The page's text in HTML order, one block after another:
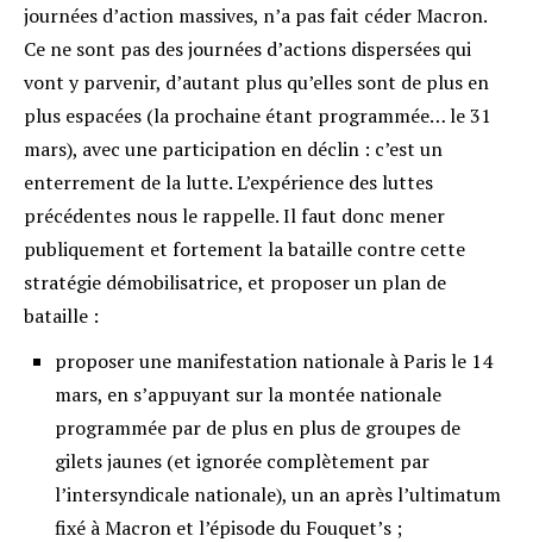
journées d’action massives, n’a pas fait céder Macron.
Ce ne sont pas des journées d’actions dispersées qui
vont y parvenir, d’autant plus qu’elles sont de plus en
plus espacées (la prochaine étant programmée… le 31
mars), avec une participation en déclin : c’est un
enterrement de la lutte. L’expérience des luttes
précédentes nous le rappelle. Il faut donc mener
publiquement et fortement la bataille contre cette
stratégie démobilisatrice, et proposer un plan de
bataille :
proposer une manifestation nationale à Paris le 14
mars, en s’appuyant sur la montée nationale
programmée par de plus en plus de groupes de
gilets jaunes (et ignorée complètement par
l’intersyndicale nationale), un an après l’ultimatum
fixé à Macron et l’épisode du Fouquet’s ;